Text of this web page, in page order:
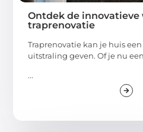
Ontdek de innovatieve
traprenovatie
Traprenovatie kan je huis
uitstraling geven. Of je nu
...